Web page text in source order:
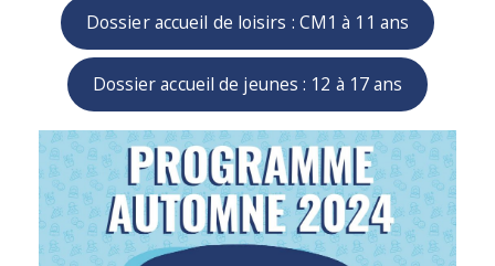
Dossier accueil de loisirs : CM1 à 11 ans
Dossier accueil de jeunes : 12 à 17 ans